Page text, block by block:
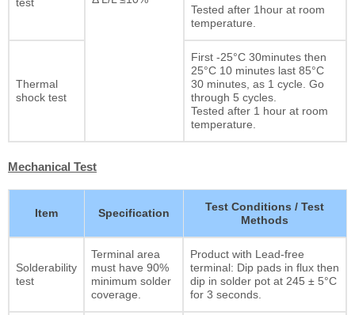
test
Tested after 1hour at room
temperature.
Thermal
shock test
First -25°C 30minutes then
25°C 10 minutes last 85°C
30 minutes, as 1 cycle. Go
through 5 cycles.
Tested after 1 hour at room
temperature.
Mechanical Test
Item Specification
Test Conditions / Test
Methods
Solderability
test
Terminal area
must have 90%
minimum solder
coverage.
Product with Lead-free
terminal: Dip pads in flux then
dip in solder pot at 245 ± 5°C
for 3 seconds.